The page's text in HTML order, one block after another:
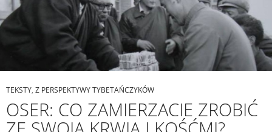
TEKSTY, Z PERSPEKTYWY TYBETAŃCZYKÓW
OSER: CO ZAMIERZACIE ZROBIĆ